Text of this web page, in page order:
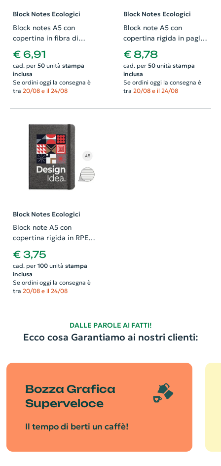
Block Notes Ecologici
Block notes A5 con
copertina in fibra di
paglia e tela di cotone e
192 pagine a righe
bianche
€ 6,91
cad. per 50unità stampa
inclusa
Se ordini oggi la consegna è
tra 20/08 e il 24/08
Block Notes Ecologici
Block note A5 con
copertina rigida in paglia
naturale 192 pagine
avorio
€ 8,78
cad. per 50unità stampa
inclusa
Se ordini oggi la consegna è
tra 20/08 e il 24/08
Block Notes Ecologici
Block note A5 con
copertina rigida in RPET a
avorio
€ 3,75
cad. per 100unità stampa
inclusa
Se ordini oggi la consegna è
tra 20/08 e il 24/08
DALLE PAROLE AI FATTI!
Ecco cosa Garantiamo ai nostri clienti:
Bozza Grafica
Superveloce
Il tempo di berti un caffè!